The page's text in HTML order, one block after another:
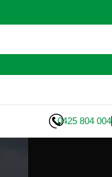
0425 804 004